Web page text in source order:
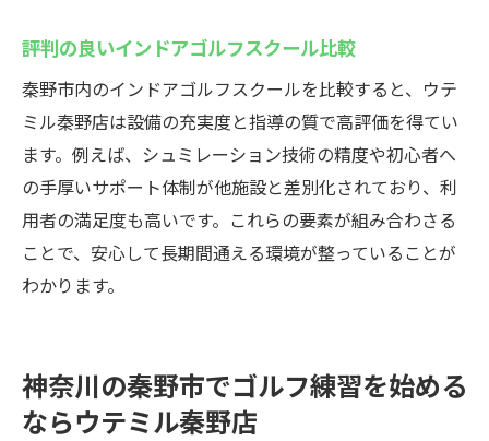
評判の良いインドアゴルフスクール比較
秦野市内のインドアゴルフスクールを比較すると、ウテ
ミル秦野店は設備の充実度と指導の質で高評価を得てい
ます。例えば、シュミレーション技術の精度や初心者へ
の手厚いサポート体制が他施設と差別化されており、利
用者の満足度も高いです。これらの要素が組み合わさる
ことで、安心して長期間通える環境が整っていることが
わかります。
神奈川の秦野市でゴルフ練習を始める
ならウテミル秦野店